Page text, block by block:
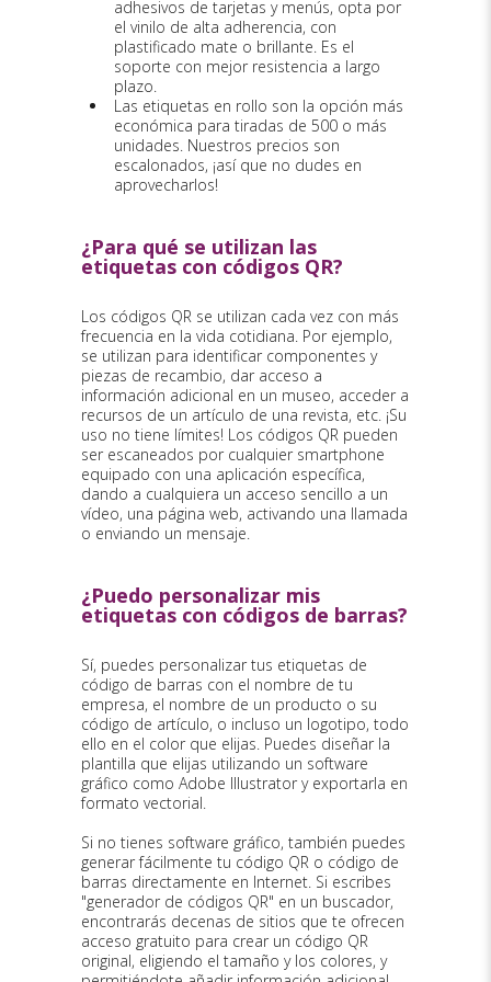
adhesivos de tarjetas y menús, opta por
el vinilo de alta adherencia, con
plastificado mate o brillante. Es el
soporte con mejor resistencia a largo
plazo.
Las etiquetas en rollo son la opción más
económica para tiradas de 500 o más
unidades. Nuestros precios son
escalonados, ¡así que no dudes en
aprovecharlos!
¿Para qué se utilizan las
etiquetas con códigos QR?
Los códigos QR se utilizan cada vez con más
frecuencia en la vida cotidiana. Por ejemplo,
se utilizan para identificar componentes y
piezas de recambio, dar acceso a
información adicional en un museo, acceder a
recursos de un artículo de una revista, etc. ¡Su
uso no tiene límites! Los códigos QR pueden
ser escaneados por cualquier smartphone
equipado con una aplicación específica,
dando a cualquiera un acceso sencillo a un
vídeo, una página web, activando una llamada
o enviando un mensaje.
¿Puedo personalizar mis
etiquetas con códigos de barras?
Sí, puedes personalizar tus etiquetas de
código de barras con el nombre de tu
empresa, el nombre de un producto o su
código de artículo, o incluso un logotipo, todo
ello en el color que elijas. Puedes diseñar la
plantilla que elijas utilizando un software
gráfico como Adobe Illustrator y exportarla en
formato vectorial.
Si no tienes software gráfico, también puedes
generar fácilmente tu código QR o código de
barras directamente en Internet. Si escribes
"generador de códigos QR" en un buscador,
encontrarás decenas de sitios que te ofrecen
acceso gratuito para crear un código QR
original, eligiendo el tamaño y los colores, y